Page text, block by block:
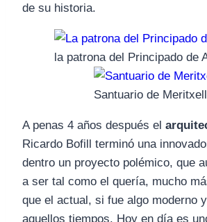
de su historia.
la patrona del Principado de
Santuario de Meritxell
A penas 4 años después el
Ricardo Bofill terminó una
dentro un proyecto polémico, que
a ser tal como el quería, mucho
que el actual, si fue algo moderno
aquellos tiempos. Hoy en día es